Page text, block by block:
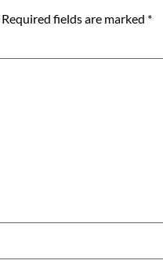
Required fields are marked *